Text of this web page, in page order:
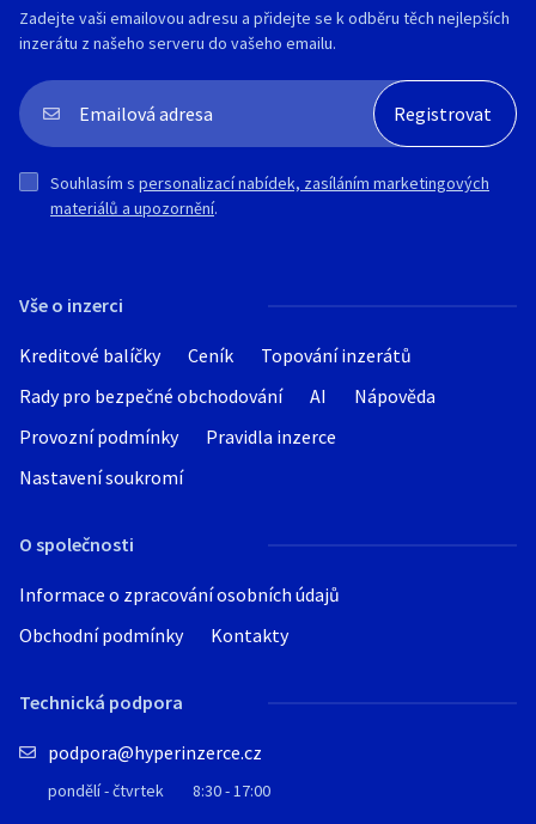
Vše o inzerci
Kreditové balíčky Ceník
Topování inzerátů
Rady pro bezpečné obchodování
AI
Nápověda
Provozní podmínky
Pravidla inzerce
Nastavení soukromí
O společnosti
Informace o zpracování osobních údajů
Obchodní podmínky
Kontakty
Technická podpora
podpora@hyperinzerce.cz
pondělí - čtvrtek 8:30 - 17:00
Zadejte vaši emailovou adresu a přidejte se k odběru těch nejlepších
inzerátu z našeho serveru do vašeho emailu.
Souhlasím s personalizací nabídek, zasíláním marketingových
materiálů a upozornění.